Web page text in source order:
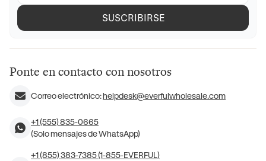
SUSCRIBIRSE
Ponte en contacto con nosotros
Correo electrónico:helpdesk@everfulwholesale.com
+1 (555) 835-0665
(Solo mensajes de WhatsApp)
+1 (855) 383-7385 (1-855-EVERFUL)